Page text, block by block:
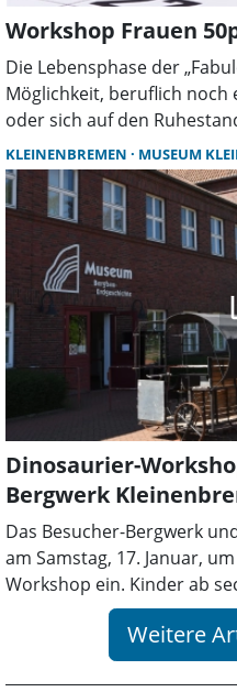
Workshop Frauen
Die Lebensphase der
Möglichkeit, beruflich
oder sich auf den
kostenlose Workshop
wann dann?“ lädt Frauen
definieren und die Weichen
stellen.
KLEINENBREMEN MUSEUM
Dinosaurier-
Bergwerk
Das Besucher-Bergwerk
am Samstag, 17. Januar,
Workshop ein. Kinder ab
Entdeckungsreise in die
und erfahren, welche
Spuren hinterlassen
Weitere